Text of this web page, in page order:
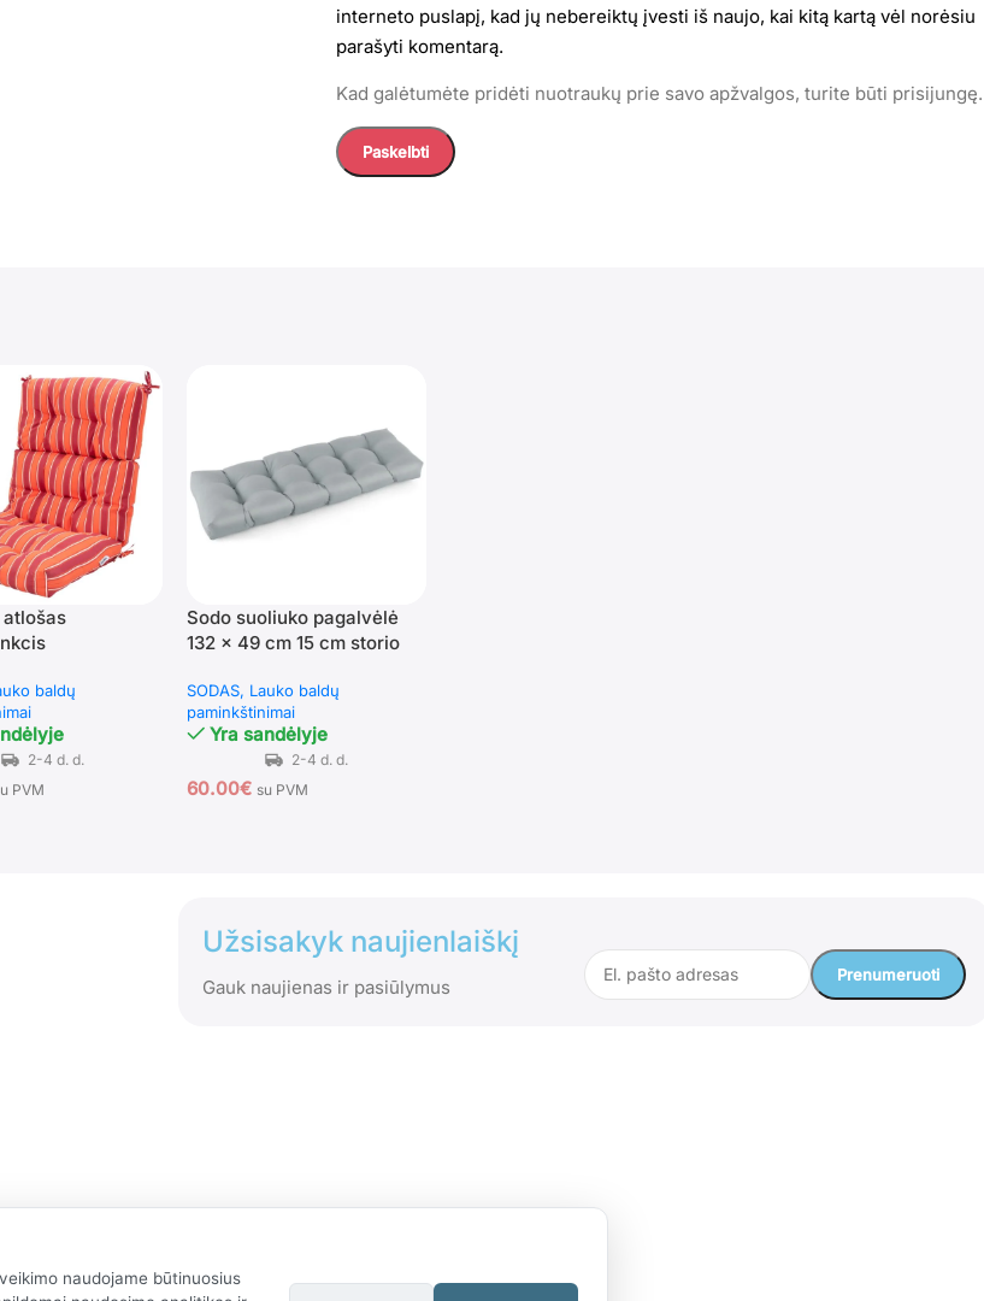
interneto puslapį, kad jų nebereiktų įvesti iš naujo, kai kitą kartą vėl norėsiu
parašyti komentarą.
Kad galėtumėte pridėti nuotraukų prie savo apžvalgos, turite būti prisijungę.
(Dryžuota)
baldų
PVM
Sodo suoliuko pagalvėlė
132 x 49 cm 15 cm storio
SODAS Lauko baldų
paminkštinimai
Yra sandėlyje
60.00€ su PVM
Užsisakyk naujienlaiškį
Gauk naujienas ir pasiūlymus
naudojame būtinuosius